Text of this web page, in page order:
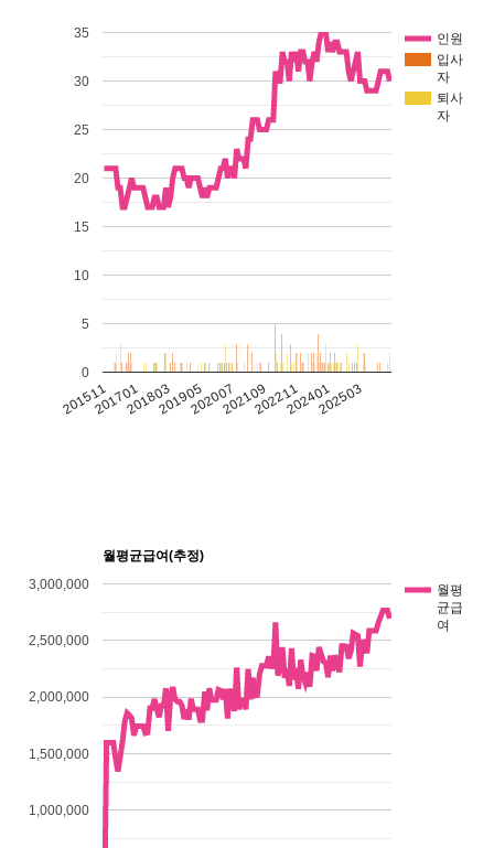
인원
입사
자
퇴사
자
201511201701201803201905202007202109202211202401202503
0
5
10
15
20
25
30
35
월평균급여(추정)
월평
균급
여
1,000,000
1,500,000
2,000,000
2,500,000
3,000,000